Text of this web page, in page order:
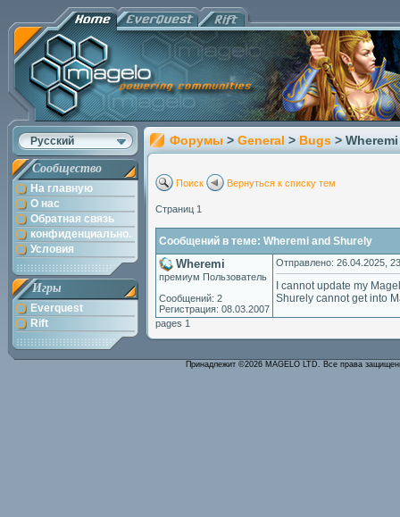
Русский
Сообщество
На главную
О нас
Обратная связь
конфиденциально.
Условия
Игры
Everquest
Rift
Форумы > General > Bugs >
Поиск Вернуться к списку тем
Страниц 1
Сообщений в теме: Wheremi and Shurely
Wheremi
премиум Пользователь
Сообщений: 2
Регистрация: 08.03.2007
Отправлено: 26.04.2025,
I cannot update my
Shurely cannot get into
pages 1
Принадлежит ©2026 MAGELO LTD. Все права